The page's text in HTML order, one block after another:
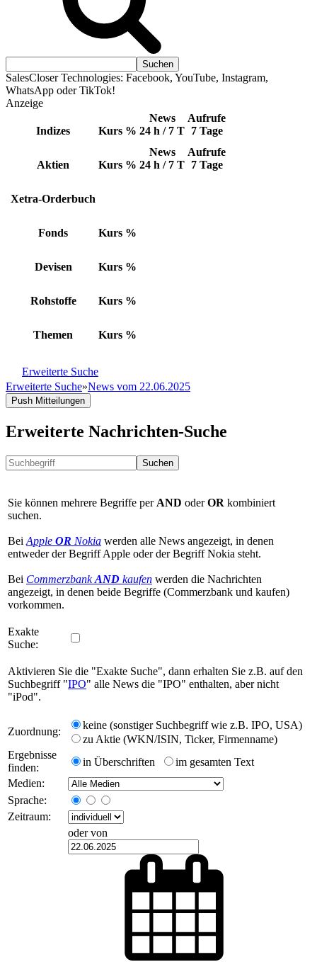
SalesCloser Technologies: Facebook, YouTube, Instagram,
WhatsApp oder TikTok!
Anzeige
Indizes Kurs %
News
24 h / 7 T
Aufrufe
7 Tage
Aktien Kurs %
News
24 h / 7 T
Aufrufe
7 Tage
Xetra-Orderbuch
Fonds Kurs %
Devisen Kurs %
Rohstoffe Kurs %
Themen Kurs %
Erweiterte Suche
Erweiterte Suche»News vom 22.06.2025
Push Mitteilungen
Erweiterte Nachrichten-Suche
Suchen
Sie können mehrere Begriffe per AND oderOR kombiniert
suchen.
Bei Apple OR Nokia werden alle News angezeigt, in denen
entweder der Begriff Apple oder der Begriff Nokia steht.
Bei CommerzbankAND kaufen werden die Nachrichten
angezeigt, in denen beide Begriffe (Commerzbank und kaufen)
vorkommen.
Exakte
Suche:
Aktivieren Sie die "Exakte Suche", dann erhalten Sie z.B. auf den
Suchbegriff "IPO" alle News die "IPO" enthalten, aber nicht
"iPod".
Zuordnung:
keine (sonstiger Suchbegriff wie z.B. IPO, USA)
zu Aktie (WKN/ISIN, Ticker, Firmenname)
Ergebnisse
finden:
in Überschriften
im gesamten Text
Medien:
Sprache:
Zeitraum:
oder von